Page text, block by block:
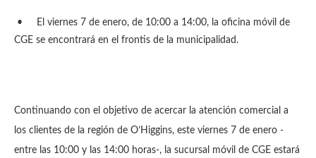
•
El viernes 7 de enero, de 10:00 a 14:00, la oficina móvil de
CGE se encontrará en el frontis de la municipalidad.
Continuando con el objetivo de acercar la atención comercial a
los clientes de la región de O’Higgins, este viernes 7 de enero -
entre las 10:00 y las 14:00 horas-, la sucursal móvil de CGE estará